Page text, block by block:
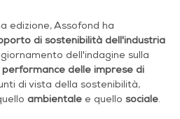
edizione, Assofond ha
di sostenibilità dell'industria
dell'indagine sulla
performance delle imprese di
di vista della sostenibilità,
ambientale e quello sociale.